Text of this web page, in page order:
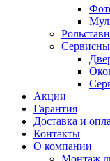
Акции
Гарантия
Доставка и
Контакты
О компании
Монтаж